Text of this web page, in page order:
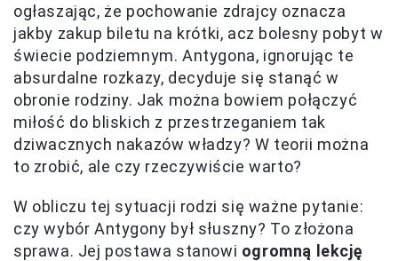
ogłaszając, że pochowanie zdrajcy oznacza
jakby zakup biletu na krótki, acz bolesny pobyt w
świecie podziemnym. Antygona, ignorując te
absurdalne rozkazy, decyduje się stanąć w
obronie rodziny. Jak można bowiem połączyć
miłość do bliskich z przestrzeganiem tak
dziwacznych nakazów władzy? W teorii można
to zrobić, ale czy rzeczywiście warto?
W obliczu tej sytuacji rodzi się ważne pytanie:
czy wybór Antygony był słuszny? To złożona
sprawa. Jej postawa stanowi ogromną lekcję